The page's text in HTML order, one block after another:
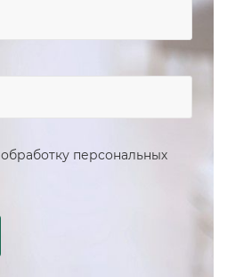
обработку персональных